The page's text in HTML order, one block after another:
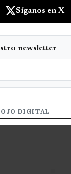
Síganos en X
newsletter
DIGITAL